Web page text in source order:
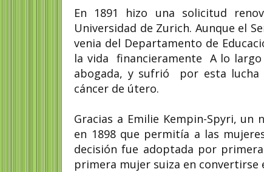
En 1891 hizo una solicitud
Universidad de Zurich. Aunque el
venia del Departamento de
la vida financieramente A lo largo
abogada, y sufrió por esta lucha
cáncer de útero.
Gracias a Emilie Kempin-Spyri,
en 1898 que permitía a las
decisión fue adoptada por
primera mujer suiza en convertirse